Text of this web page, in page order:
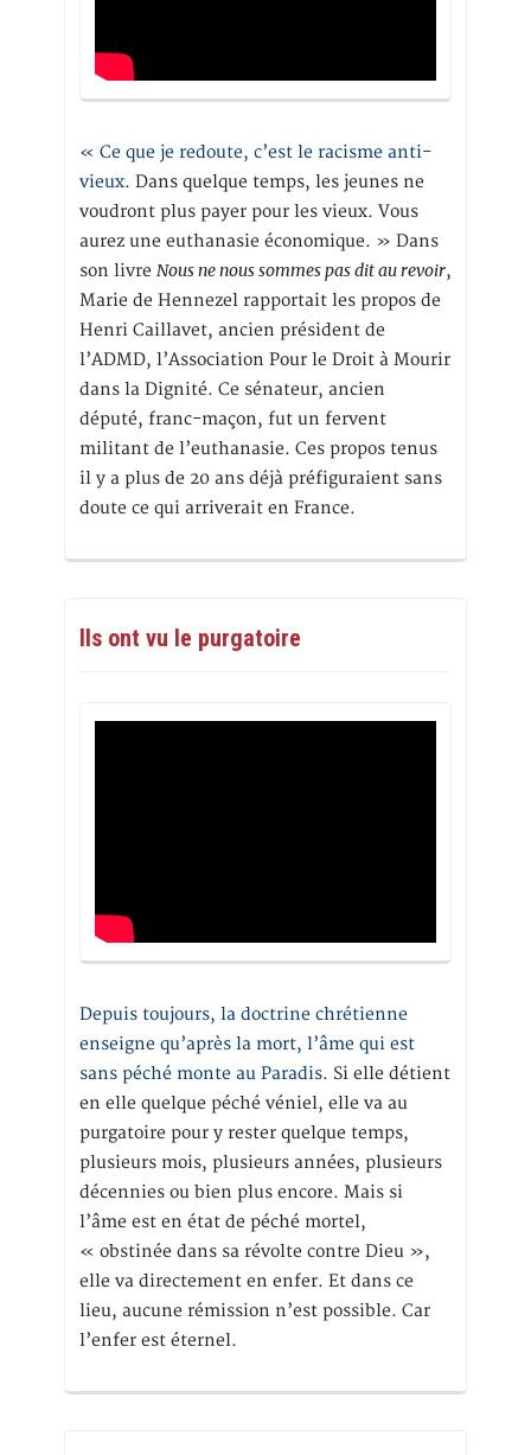
« Ce que je redoute, c’est le racisme anti-
vieux. Dans quelque temps, les jeunes ne
voudront plus payer pour les vieux. Vous
aurez une euthanasie économique. » Dans
son livre Nous ne nous sommes pas dit au revoir,
Marie de Hennezel rapportait les propos de
Henri Caillavet, ancien président de
l’ADMD, l’Association Pour le Droit à Mourir
dans la Dignité. Ce sénateur, ancien
député, franc-maçon, fut un fervent
militant de l’euthanasie. Ces propos tenus
il y a plus de 20 ans déjà préfiguraient sans
doute ce qui arriverait en France.
Ils ont vu le purgatoire
Depuis toujours, la doctrine chrétienne
enseigne qu’après la mort, l’âme qui est
sans péché monte au Paradis. Si elle détient
en elle quelque péché véniel, elle va au
purgatoire pour y rester quelque temps,
plusieurs mois, plusieurs années, plusieurs
décennies ou bien plus encore. Mais si
l’âme est en état de péché mortel,
« obstinée dans sa révolte contre Dieu »,
elle va directement en enfer. Et dans ce
lieu, aucune rémission n’est possible. Car
l’enfer est éternel.